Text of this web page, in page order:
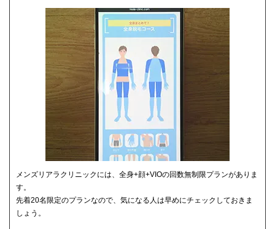
メンズリアラクリニックには、全身+顔+VIOの回数無制限プランがありま
す。
先着20名限定のプランなので、気になる人は早めにチェックしておきま
しょう。